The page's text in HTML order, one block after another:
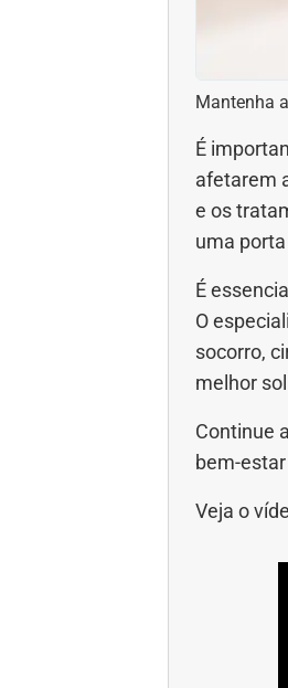
Mantenha
É
afetarem
e os
uma
É
O
socorro,
melhor
Continue
bem-
Veja o